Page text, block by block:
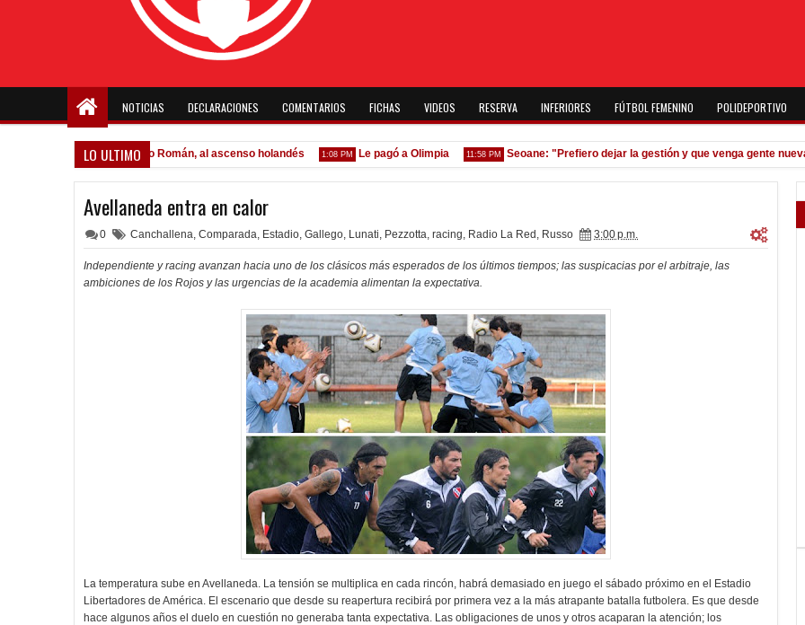
NOTICIAS DECLARACIONES COMENTARIOS FICHAS VIDEOS RESERVA INFERIORES FÚTBOL FEMENINO POLIDEPORTIVO
LO ULTIMO
1:14 PM Pocho Román, al ascenso holandés 1:08 PM Le pagó a Olimpia 11:58 PM Seoane: "Prefiero dejar la gestión y que venga gente nueva"
Avellaneda entra en calor
0 Canchallena, Comparada, Estadio, Gallego, Lunati, Pezzotta, racing, Radio La Red , Russo 3:00 p.m.
Independiente y racing avanzan hacia uno de los clásicos más esperados de los últimos tiempos; las suspicacias por el arbitraje, las
ambiciones de los Rojos y las urgencias de la academia alimentan la expectativa.
La temperatura sube en Avellaneda. La tensión se multiplica en cada rincón, habrá demasiado en juego el sábado próximo en el Estadio
Libertadores de América. El escenario que desde su reapertura recibirá por primera vez a la más atrapante batalla futbolera. Es que desde
hace algunos años el duelo en cuestión no generaba tanta expectativa. Las obligaciones de unos y otros acaparan la atención; los